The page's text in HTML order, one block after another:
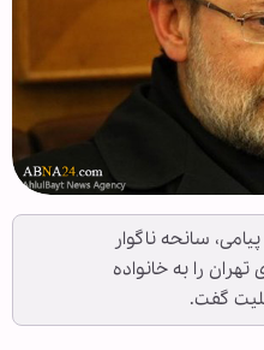
سانحه ناگوار
را به خانواده
گفت.